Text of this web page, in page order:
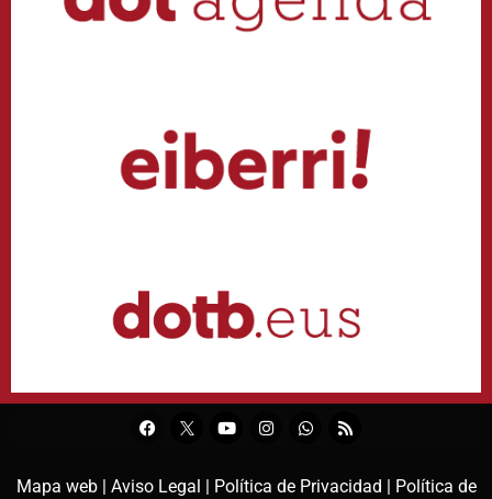
Mapa web | Aviso Legal | Política de Privacidad |
Política de